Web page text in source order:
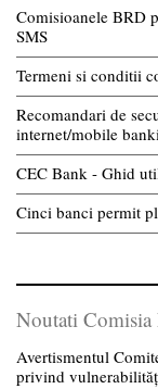
Comisioanele BRD
SMS
Termeni si conditii
Recomandari de
internet/mobile
CEC Bank - Ghid
Cinci banci permit
Noutati Comisia
Avertismentul
privind